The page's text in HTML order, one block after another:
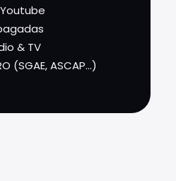
& TV
(SGAE, ASCAP...)